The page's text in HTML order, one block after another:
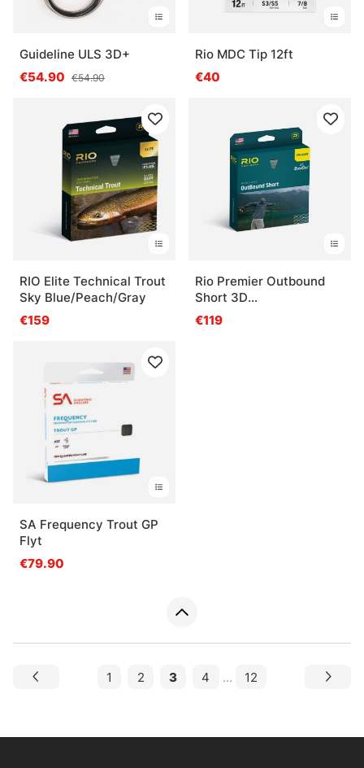
Guideline ULS 3D+
€54.90 €54.90
Rio MDC Tip 12ft
€40
RIO Elite Technical Trout
Sky Blue/Peach/Gray
€159
Rio Premier Outbound
Short 3D
Float/Hover/Intermediate
Fly Line
€119
SA Frequency Trout GP
Flyt
€79.90
1 2 3 4 ... 12